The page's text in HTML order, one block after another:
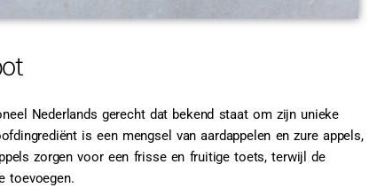
Nederlands gerecht dat bekend staat om zijn unieke
is een mengsel van aardappelen en zure appels,
zorgen voor een frisse en fruitige toets, terwijl de
toevoegen.